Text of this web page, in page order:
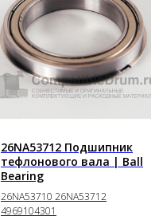
26NA53712 Подшипник
тефлонового вала | Ball
Bearing
26NA53710 26NA53712
4969104301